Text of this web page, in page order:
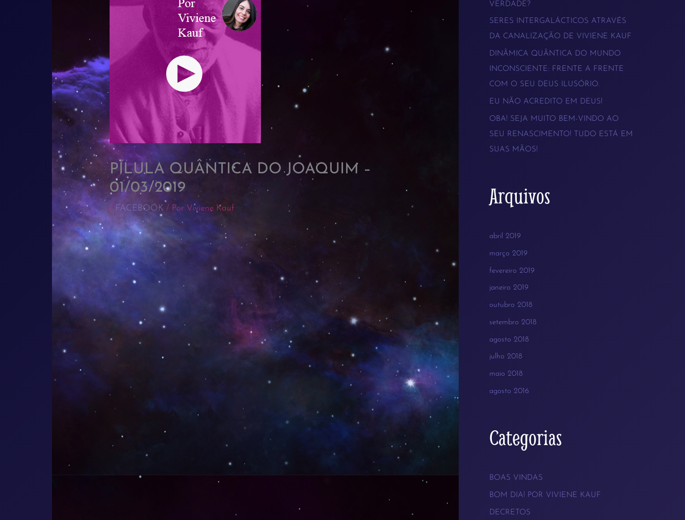
PÍLULA QUÂNTICA DO JOAQUIM –
01/03/2019
/ FACEBOOK / Por Viviene Kauf
a
r
p
o
r
:
VERDADE?
SERES INTERGALÁCTICOS ATRAVÉS
DA CANALIZAÇÃO DE VIVIENE KAUF
DINÂMICA QUÂNTICA DO MUNDO
INCONSCIENTE: FRENTE A FRENTE
COM O SEU DEUS ILUSÓRIO.
EU NÃO ACREDITO EM DEUS!
OBA! SEJA MUITO BEM-VINDO AO
SEU RENASCIMENTO! TUDO ESTÁ EM
SUAS MÃOS!
Arquivos
abril 2019
março 2019
fevereiro 2019
janeiro 2019
outubro 2018
setembro 2018
agosto 2018
julho 2018
maio 2018
agosto 2016
Categorias
BOAS VINDAS
BOM DIA! POR VIVIENE KAUF
DECRETOS